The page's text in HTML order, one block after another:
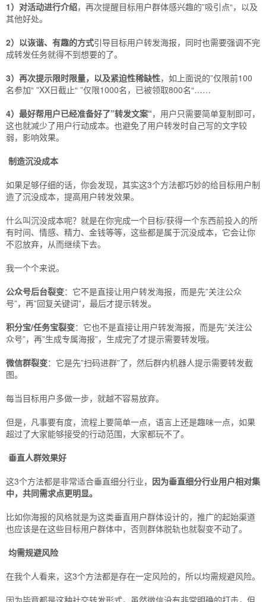
1）对活动进行介绍，再次提醒目标用户群体感兴趣的”吸引点“，以及
其他好处。
2）以诙谐、有趣的方式引导目标用户转发海报，同时也需要强调不完
成转发任务就得不到想要的了。
3）再次提示限时限量，以及紧迫性稀缺性，如上面说的”仅限前100
名参加“ ”XX日截止“ ”仅限1000名，已被领取800名“……
4）最好帮用户已经准备好了”转发文案“，用户只需要简单复制即可，
这也就减少了用户行动成本。也避免了用户转发时自己写的文字较
弱，影响效果。
制造沉没成本
如果足够仔细的话，你会发现，其实这3个方法都巧妙的给目标用户制
造了沉没成本，提高用户转发效果。
什么叫沉没成本呢？就是在你完成一个目标/获得一个东西前投入的所
有时间、情感、精力、金钱等等，这些都是属于沉没成本，它会让你
不忍放弃，从而继续下去。
我一个个来说。
公众号后台裂变：它不是直接让用户转发海报，而是先”关注公众
号”，再”回复关键词”，最后才提示转发。
积分宝/任务宝裂变：它也不是直接让用户转发海报，而是先”关注公
众号”，再”生成专属海报”，生成完了才提示需要转发哦。
微信群裂变：它是先”扫码进群”了，然后群内机器人提示需要转发截
图。
每当目标用户多做一步，就越不容易放弃。
但是，凡事要有度，流程上要简单一点，语言上还是趣味一点，如果
超过了大家能够接受的行动范围，大家都玩不了。
垂直人群效果好
这3个方法都是非常适合垂直细分行业， 因为垂直细分行业用户相对集
中，共同需求点更明显。
比如你海报的风格就是为这类垂直用户群体设计的，推广的起始渠道
也应该是在这些目标用户群体中，否则群体脱轨也就裂变不动了。
均需规避风险
在我个人看来，这3个方法都是存在一定风险的，所以均需规避风险。
因为毕竟都是这种社交转发形式，虽然微信没有非常明确的打击，但